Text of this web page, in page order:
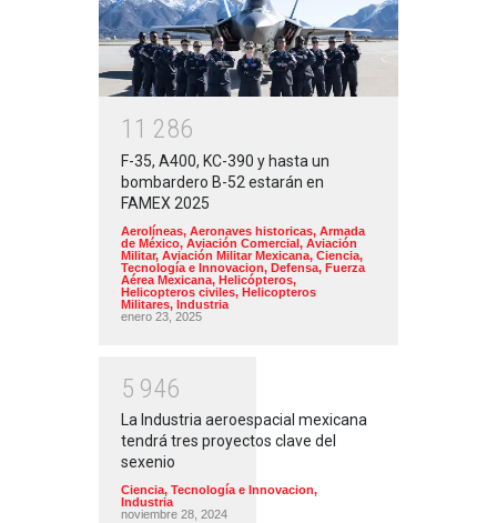
1 1 286
F-35, A400, KC-390 y hasta un
bombardero B-52 estarán en
FAMEX 2025
Aerolíneas, Aeronaves historicas, Armada
de México, Aviación Comercial, Aviación
Militar, Aviación Militar Mexicana, Ciencia,
Tecnología e Innovacion, Defensa, Fuerza
Aérea Mexicana, Helicópteros,
Helicopteros civiles, Helicopteros
Militares, Industria
enero 23, 2025
5 946
La Industria aeroespacial mexicana
tendrá tres proyectos clave del
sexenio
Ciencia, Tecnología e Innovacion,
Industria
noviembre 28, 2024